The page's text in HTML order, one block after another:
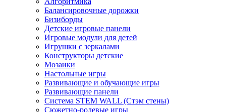
Балансировочные дорожки
Бизиборды
Детские игровые панели
Игровые модули для детей
Игрушки с зеркалами
Конструкторы детские
Мозаики
Настольные игры
Развивающие и обучающие игры
Развивающие панели
Система STEM WALL (Cтэм стены)
Сюжетно-ролевые игры